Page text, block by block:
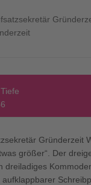
Gründerzeit
größer“. Der
dreiladiges
aufklappbarer